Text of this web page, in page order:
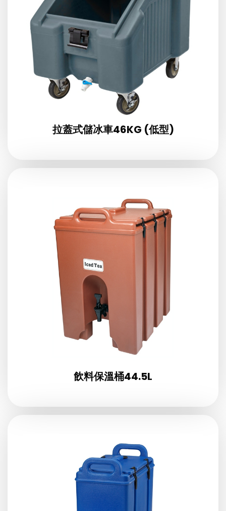
拉蓋式儲冰車46KG (低型)
飲料保溫桶44.5L